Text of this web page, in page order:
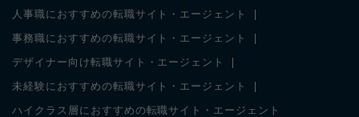
人事職におすすめの転職サイト・エージェント
事務職におすすめの転職サイト・エージェント
デザイナー向け転職サイト・エージェント
未経験におすすめの転職サイト・エージェント
ハイクラス層におすすめの転職サイト・エージェント